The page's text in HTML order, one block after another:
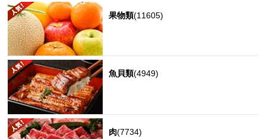
果物類(11605)
魚貝類(4949)
肉(7734)